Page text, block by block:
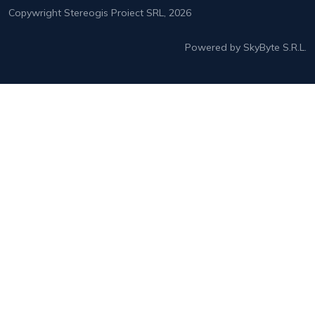
Copywright Stereogis Proiect SRL, 2026
Powered by SkyByte S.R.L.